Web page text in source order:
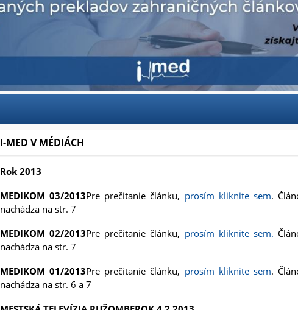
I-MED V MÉDIÁCH
Rok 2013
MEDIKOM 03/2013Pre prečitanie článku, prosím kliknite sem.
nachádza na str. 7
MEDIKOM 02/2013Pre prečitanie článku, prosím kliknite sem.
nachádza na str. 7
MEDIKOM 01/2013Pre prečitanie článku, prosím kliknite sem.
nachádza na str. 6 a 7